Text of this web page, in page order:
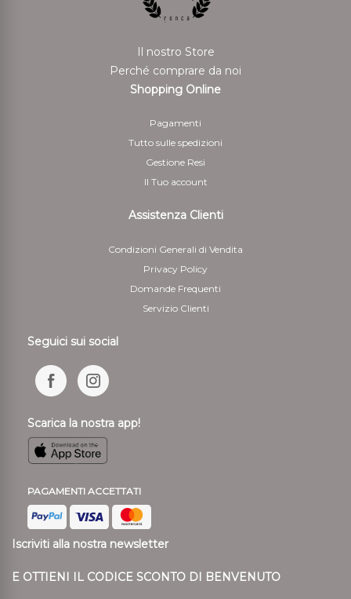
Il nostro Store
Perché comprare da noi
Shopping Online
Pagamenti
Tutto sulle spedizioni
Gestione Resi
Il Tuo account
Assistenza Clienti
Condizioni Generali di Vendita
Privacy Policy
Domande Frequenti
Servizio Clienti
Seguici sui social
Scarica la nostra app!
PAGAMENTI ACCETTATI
Iscriviti alla nostra newsletter
E OTTIENI IL CODICE SCONTO DI BENVENUTO